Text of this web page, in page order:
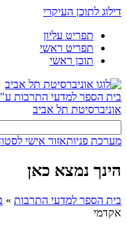
דילוג לתוכן העיקרי
תפריט עליון
תפריט ראשי
תוכן ראשי
בית הספר למדעי התרבות
אוניברסיטת תל אביב
מערכת פניותאזור אישי
הינך נמצא כאן
בית הספר למדעי התרבות »
אקדמי